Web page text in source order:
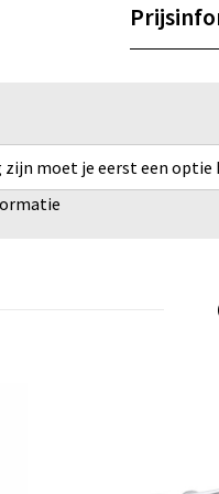
moet je eerst een